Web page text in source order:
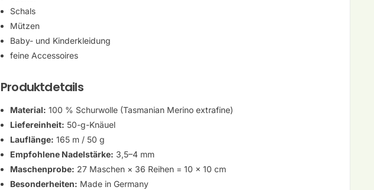
Schals
Mützen
Baby- und Kinderkleidung
feine Accessoires
Produktdetails
Material: 100 % Schurwolle (Tasmanian Merino extrafine)
Liefereinheit: 50-g-Knäuel
Lauflänge: 165 m / 50 g
Empfohlene Nadelstärke: 3,5–4 mm
Maschenprobe: 27 Maschen × 36 Reihen = 10 × 10 cm
Besonderheiten: Made in Germany